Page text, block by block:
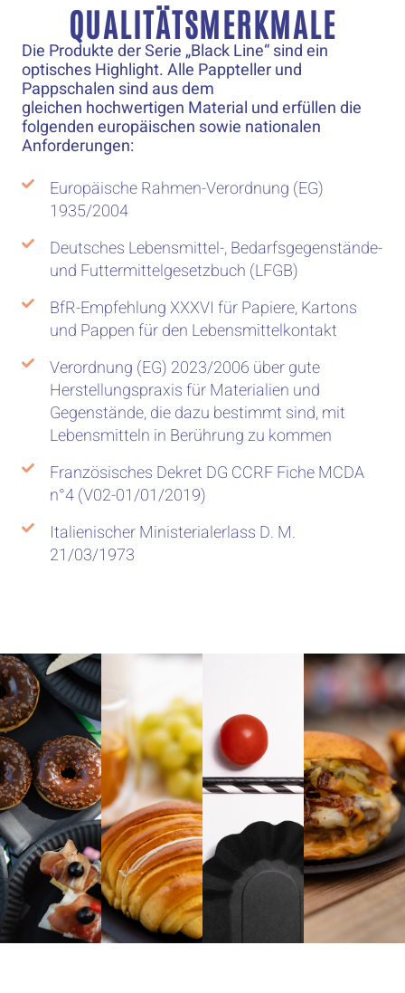
QUALITÄTSMERKMALE
Die Produkte der Serie „Black Line“ sind ein
optisches Highlight. Alle Pappteller und
Pappschalen sind aus dem
gleichen hochwertigen Material und erfüllen die
folgenden europäischen sowie nationalen
Anforderungen:
Europäische Rahmen-Verordnung (EG)
1935/2004
Deutsches Lebensmittel-, Bedarfsgegenstände-
und Futtermittelgesetzbuch (LFGB)
BfR-Empfehlung XXXVI für Papiere, Kartons
und Pappen für den Lebensmittelkontakt
Verordnung (EG) 2023/2006 über gute
Herstellungspraxis für Materialien und
Gegenstände, die dazu bestimmt sind, mit
Lebensmitteln in Berührung zu kommen
Französisches Dekret DG CCRF Fiche MCDA
n°4 (V02-01/01/2019)
Italienischer Ministerialerlass D. M.
21/03/1973